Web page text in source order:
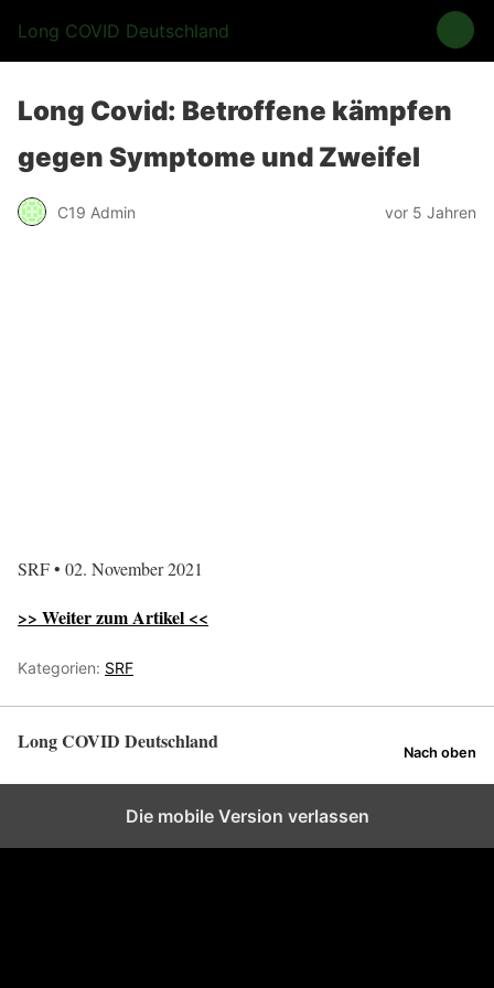
Long COVID Deutschland
Long Covid: Betroffene kämpfen
gegen Symptome und Zweifel
C19 Admin vor 5 Jahren
SRF • 02. November 2021
>> Weiter zum Artikel <<
Kategorien: SRF
Long COVID Deutschland Nach oben
Die mobile Version verlassen